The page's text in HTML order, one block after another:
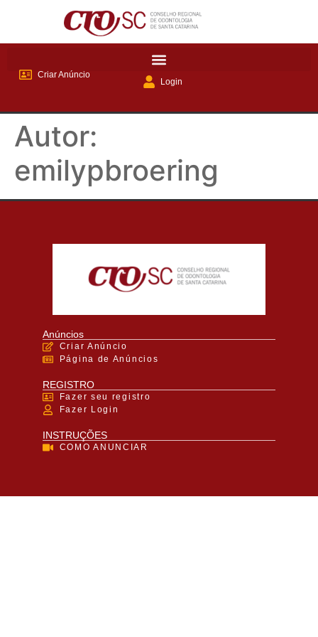
Criar Anúncio
Login
Autor:
emilypbroering
Anúncios
Criar Anúncio
Página de Anúncios
REGISTRO
Fazer seu registro
Fazer Login
INSTRUÇÕES
COMO ANUNCIAR